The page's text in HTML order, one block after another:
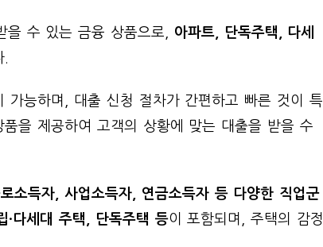
수 있는 금융 상품으로,
아파트, 단독주택, 다세
가능하며, 대출 신청 절차가 간편하고 빠른 것이 특
을 제공하여 고객의 상황에 맞는 대출을 받을 수
소득자, 사업소득자, 연금소득자 등 다양한 직업군
·다세대 주택, 단독주택 등이 포함되며, 주택의 감정